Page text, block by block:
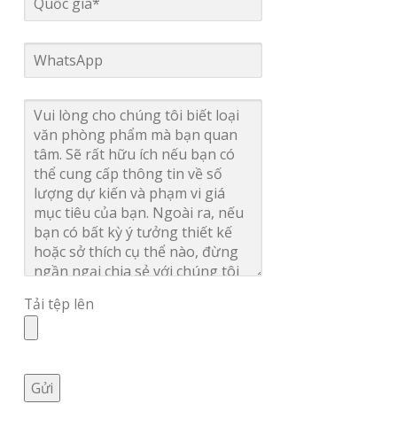
Tải tệp lên
Gửi